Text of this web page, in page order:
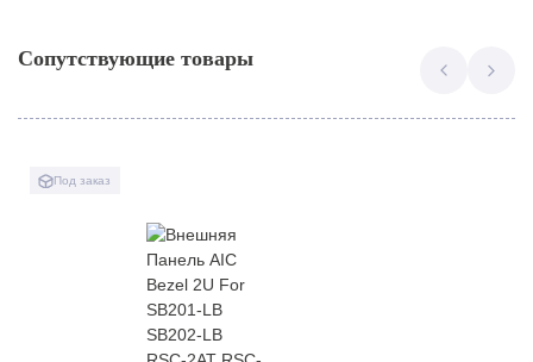
Сопутствующие товары
Под заказ